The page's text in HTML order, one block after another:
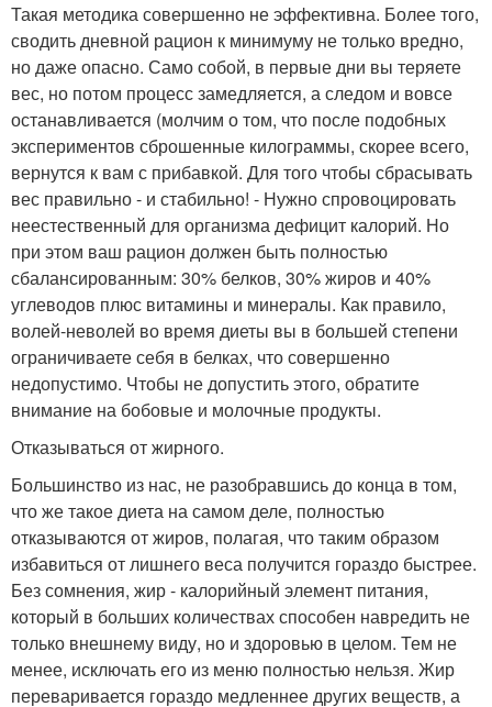
Такая методика совершенно не эффективна. Более того,
сводить дневной рацион к минимуму не только вредно,
но даже опасно. Само собой, в первые дни вы теряете
вес, но потом процесс замедляется, а следом и вовсе
останавливается (молчим о том, что после подобных
экспериментов сброшенные килограммы, скорее всего,
вернутся к вам с прибавкой. Для того чтобы сбрасывать
вес правильно - и стабильно! - Нужно спровоцировать
неестественный для организма дефицит калорий. Но
при этом ваш рацион должен быть полностью
сбалансированным: 30% белков, 30% жиров и 40%
углеводов плюс витамины и минералы. Как правило,
волей-неволей во время диеты вы в большей степени
ограничиваете себя в белках, что совершенно
недопустимо. Чтобы не допустить этого, обратите
внимание на бобовые и молочные продукты.
Отказываться от жирного.
Большинство из нас, не разобравшись до конца в том,
что же такое диета на самом деле, полностью
отказываются от жиров, полагая, что таким образом
избавиться от лишнего веса получится гораздо быстрее.
Без сомнения, жир - калорийный элемент питания,
который в больших количествах способен навредить не
только внешнему виду, но и здоровью в целом. Тем не
менее, исключать его из меню полностью нельзя. Жир
переваривается гораздо медленнее других веществ, а